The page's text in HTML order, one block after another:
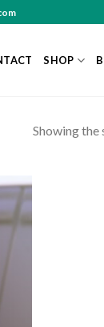
SHOP
Showing the